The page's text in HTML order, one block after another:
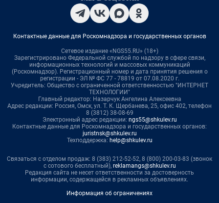
Контактные данные для Роскомнадзора и государственных органов
Сетевое издание «NGS55.RU» (18+)
Зарегистрировано Федеральной службой по надзору в сфере связи,
информационных технологий и массовых коммуникаций
(Роскомнадзор). Регистрационный номер и дата принятия решения о
регистрации - ЭЛ № ФС 77 - 78819 от 07.08.2020 г.
Учредитель: Общество с ограниченной ответственностью "ИНТЕРНЕТ
ТЕХНОЛОГИИ"
Главный редактор: Назарчук Ангелина Алексеевна
Адрес редакции: Россия, Омск, ул. Т. К. Щербанева, 25, офис 402, телефон
8 (3812) 38-08-69
Электронный адрес редакции: ngs55@shkulev.ru
Контактные данные для Роскомнадзора и государственных органов:
juristnsk@shkulev.ru
Техподдержка: help@shkulev.ru
Связаться с отделом продаж: 8 (383) 212-52-52, 8 (800) 200-03-83 (звонок
с сотового бесплатный), reklamangs@shkulev.ru
Редакция сайта не несет ответственности за достоверность
информации, содержащейся в рекламных объявлениях.
Информация об ограничениях